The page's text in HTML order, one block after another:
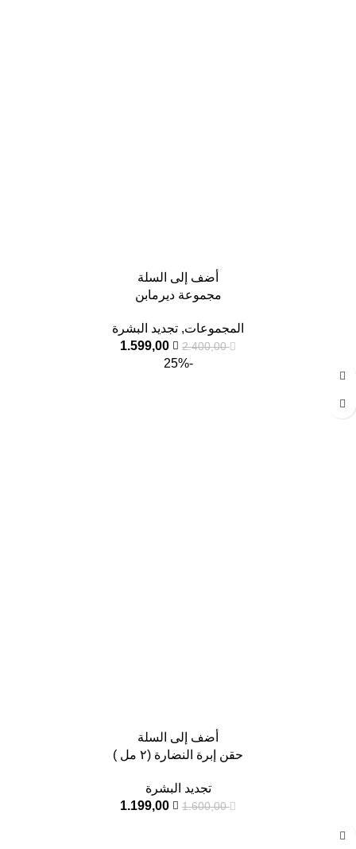
أضف إلى السلة
مجموعة ديرمابن
المجموعات, تجديد البشرة
2.400,00
1.599,00
-25%
أضف إلى السلة
حقن إبرة النضارة (٢ مل )
تجديد البشرة
1.600,00
1.199,00